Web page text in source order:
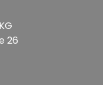
26